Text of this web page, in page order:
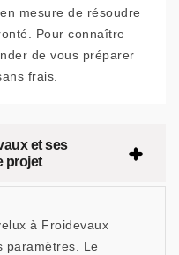
mesure de résoudre
Pour connaître
de vous préparer
frais.
et ses
projet
à Froidevaux
paramètres. Le